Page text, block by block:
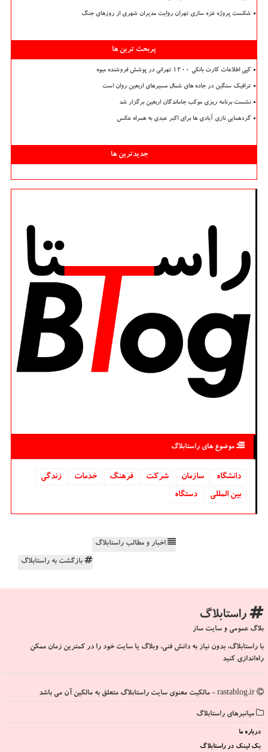
شکست پروژه غزه سازی تهران روایت مدیران شهری از روزهای جنگ
پربحث ترین ها
کپی اطلاعات کارت بانکی ۱۲۰۰ تهرانی در پوشش فروشنده میوه
ترافیک سنگین در جاده های شمال مسیرهای اربعین روان است
نشست برنامه ریزی موکب جاماندگان اربعین برگزار شد
گردهمایی نازی آبادی ها برای اکبر عبدی به همراه عکس
جدیدترین ها
موضوع های راستابلاگ
دانشگاه‌ سازمان شركت فرهنگ خدمات
زندگی
بین المللی
دستگاه
اخبار و مطالب راستابلاگ
بازگشت به راستابلاگ
راستابلاگ
بلاگ عمومی و سایت ساز
با راستابلاگ، بدون نیاز به دانش فنی، وبلاگ یا سایت خود را در کمترین زمان ممکن
راه‌اندازی کنید
میانبرهای راستابلاگ
درباره ما
بک لینک در راستابلاگ